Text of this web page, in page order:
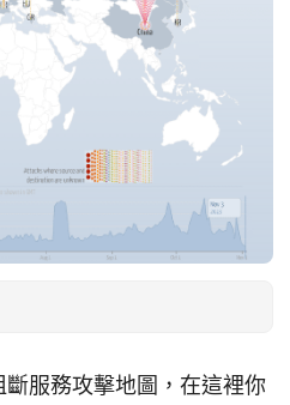
服務攻擊地圖，在這裡你